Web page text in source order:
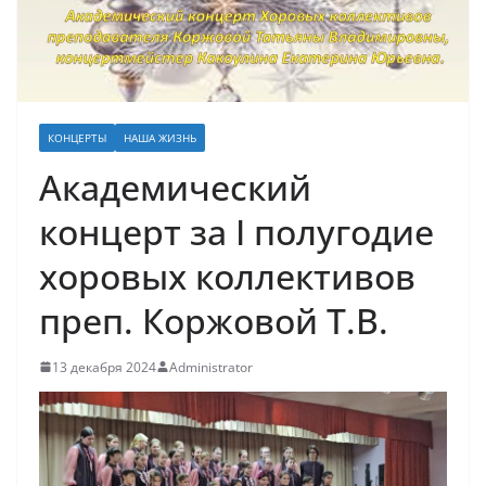
КОНЦЕРТЫ НАША ЖИЗНЬ
Академический
концерт за I полугодие
хоровых коллективов
преп. Коржовой Т.В.
13 декабря 2024 Administrator